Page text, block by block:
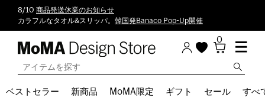
8/10 商品発送休業のお知らせ
カラフルなタオル&スリッパ。 韓国発Banaco Pop-Up開催
0
ベストセラー 新商品 MoMA限定 ギフト セール すべ